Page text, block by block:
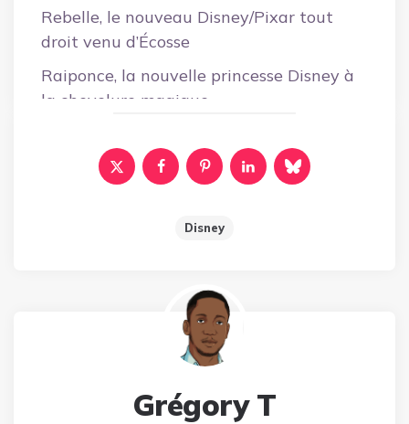
Rebelle, le nouveau Disney/Pixar tout
droit venu d’Écosse
Raiponce, la nouvelle princesse Disney à
la chevelure magique
Disney
Grégory T